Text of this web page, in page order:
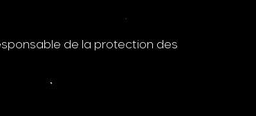
de la protection des